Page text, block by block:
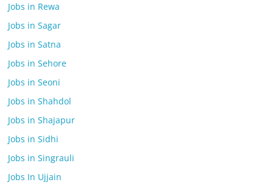
Jobs in Rewa
Jobs in Sagar
Jobs in Satna
Jobs in Sehore
Jobs in Seoni
Jobs in Shahdol
Jobs in Shajapur
Jobs in Sidhi
Jobs in Singrauli
Jobs In Ujjain